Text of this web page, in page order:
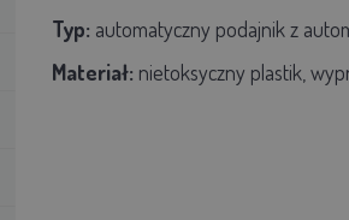
Typ: automatyczny podajnik z
Materiał: nietoksyczny plastik,